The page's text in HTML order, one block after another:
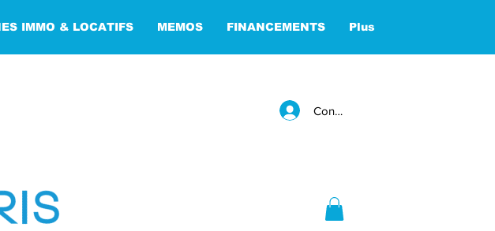
IMMO & LOCATIFS MEMOS FINANCEMENTS Plus
Connexion